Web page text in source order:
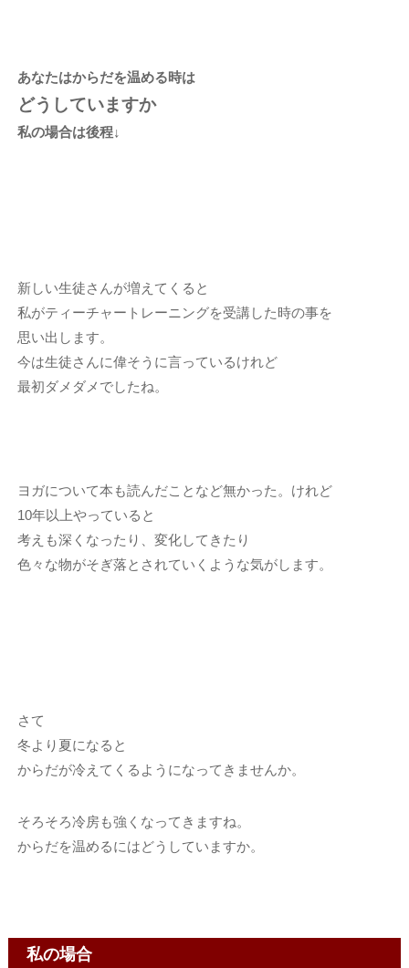
あなたはからだを温める時は
どうしていますか
私の場合は後程↓
新しい生徒さんが増えてくると
私がティーチャートレーニングを受講した時の事を
思い出します。
今は生徒さんに偉そうに言っているけれど
最初ダメダメでしたね。
ヨガについて本も読んだことなど無かった。けれど
10年以上やっていると
考えも深くなったり、変化してきたり
色々な物がそぎ落とされていくような気がします。
さて
冬より夏になると
からだが冷えてくるようになってきませんか。
そろそろ冷房も強くなってきますね。
からだを温めるにはどうしていますか。
私の場合